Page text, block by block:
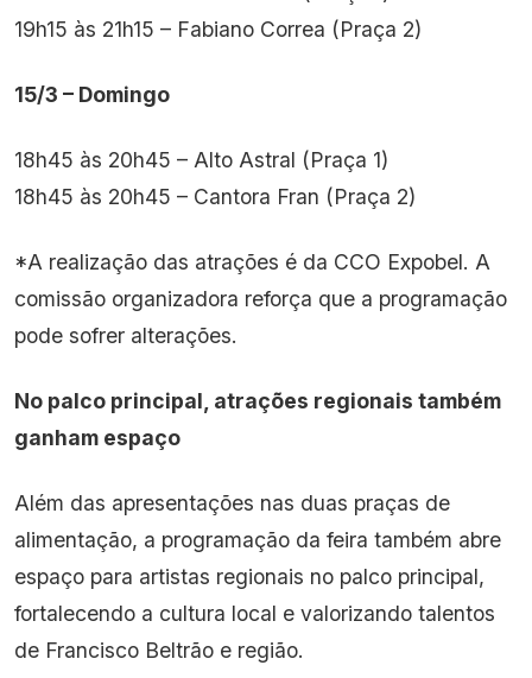
19h15 às 21h15 – Fabiano Correa (Praça 2)
15/3 – Domingo
18h45 às 20h45 – Alto Astral (Praça 1)
18h45 às 20h45 – Cantora Fran (Praça 2)
*A realização das atrações é da CCO Expobel. A
comissão organizadora reforça que a programação
pode sofrer alterações.
No palco principal, atrações regionais também
ganham espaço
Além das apresentações nas duas praças de
alimentação, a programação da feira também abre
espaço para artistas regionais no palco principal,
fortalecendo a cultura local e valorizando talentos
de Francisco Beltrão e região.